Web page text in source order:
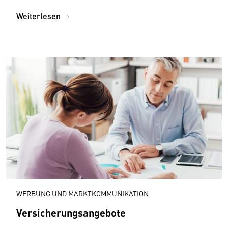
Weiterlesen
WERBUNG UND MARKTKOMMUNIKATION
Versicherungsangebote